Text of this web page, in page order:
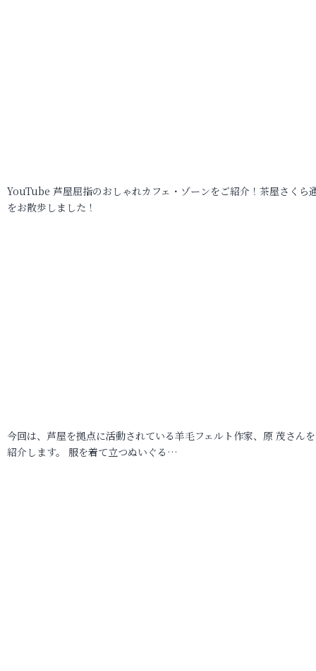
YouTube 芦屋屈指のおしゃれカフェ・ゾーンをご紹介！茶屋さくら
をお散歩しました！
今回は、芦屋を拠点に活動されている羊毛フェルト作家、原 茂さん
紹介します。 服を着て立つぬいぐる…